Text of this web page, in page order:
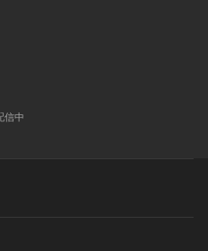
布製）
認ください。
信中